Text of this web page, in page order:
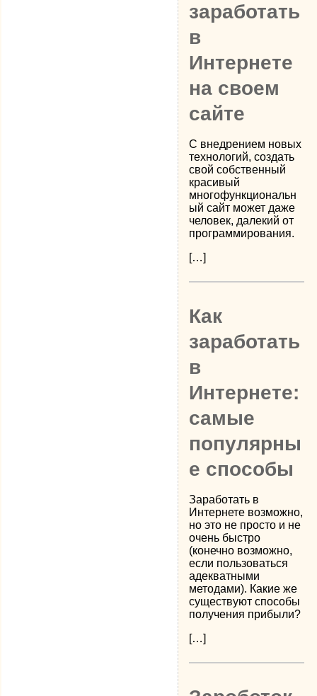
заработать
в
Интернете
на своем
сайте
С внедрением новых
технологий, создать
свой собственный
красивый
многофункциональн
ый сайт может даже
человек, далекий от
программирования.
[…]
Как
заработать
в
Интернете:
самые
популярны
е способы
Заработать в
Интернете возможно,
но это не просто и не
очень быстро
(конечно возможно,
если пользоваться
адекватными
методами). Какие же
существуют способы
получения прибыли?
[…]